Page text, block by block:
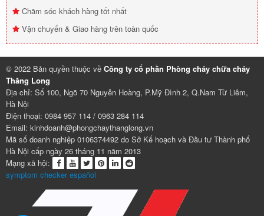
Chăm sóc khách hàng tốt nhất
Vận chuyển & Giao hàng trên toàn quốc
© 2022 Bản quyền thuộc về Công ty cổ phần Phòng cháy chữa cháy
Thăng Long
Địa chỉ: Số 100, Ngõ 70 Nguyễn Hoàng, P.Mỹ Đình 2, Q.Nam Từ Liêm,
Hà Nội
Điện thoại: 0984 957 114 / 0963 284 114
Email: kinhdoanh@phongchaythanglong.vn
Mã số doanh nghiệp 0106374492 do Sở Kế hoạch và Đầu tư Thành phố
Hà Nội cấp ngày 26 tháng 11 năm 2013
Mạng xã hội:
symptom checker español